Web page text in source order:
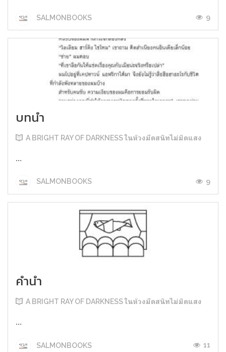
SALMONBOOKS 9
บทนำ
A BRIGHT RAY OF DARKNESS ในห้วงมืดสนิทไม่มิดแสง
...
SALMONBOOKS 9
คำนำ
A BRIGHT RAY OF DARKNESS ในห้วงมืดสนิทไม่มิดแสง
...
SALMONBOOKS 11